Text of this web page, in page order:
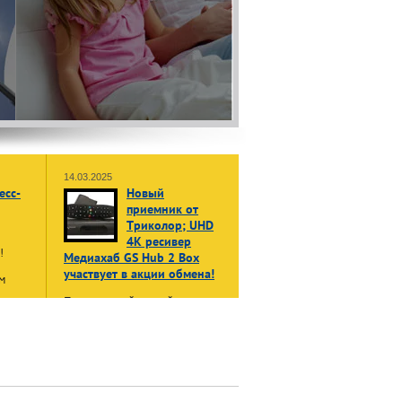
14.03.2025
Новый
приемник от
Триколор; UHD
4K ресивер
Медиахаб GS Hub 2 Box
участвует в акции обмена!
Принеси свой старый, даже не